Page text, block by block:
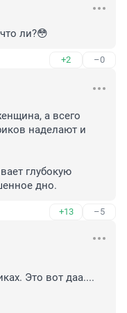
ли?😳
+2 –0
а всего
наделают и
глубокую
дно.
+13 –5
Это вот даа....